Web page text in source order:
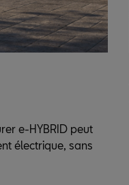
e-HYBRID peut
électrique, sans